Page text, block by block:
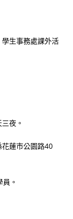
生事務處課外活
夜。
蓮市公園路40
。